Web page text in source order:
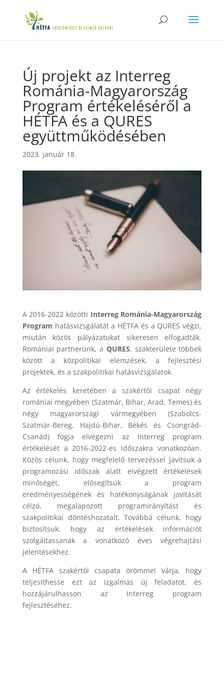
Új projekt az Interreg
Románia-Magyarország
Program értékeléséről a
HÉTFA és a QURES
együttműködésében
2023. január 18.
A 2016-2022 közötti Interreg Románia-Magyarország
Program hatásvizsgálatát a HÉTFA és a QURES végzi,
miután közös pályázatukat sikeresen elfogadták.
Romániai partnerünk, a QURES, szakterülete többek
között a közpolitikai elemzések, a fejlesztési
projektek, és a szakpolitikai hatásvizsgálatok.
Az értékelés keretében a szakértői csapat négy
romániai megyében (Szatmár, Bihar, Arad, Temes) és
négy magyarországi vármegyében (Szabolcs-
Szatmár-Bereg, Hajdú-Bihar, Békés és Csongrád-
Csanád) fogja elvégezni az Interreg program
értékelését a 2016-2022-es időszakra vonatkozóan.
Közös célunk, hogy megfelelő tervezéssel javítsuk a
programozási időszak alatt elvégzett értékelések
minőségét, elősegítsük a program
eredményességének és hatékonyságának javítását
célzó, megalapozott programirányítást és
szakpolitikai döntéshozatalt. Továbbá célunk, hogy
biztosítsuk, hogy az értékelések információt
szolgáltassanak a vonatkozó éves végrehajtási
jelentésekhez.
A HÉTFA szakértői csapata örömmel várja, hogy
teljesíthesse ezt az izgalmas új feladatot, és
hozzájárulhasson az Interreg program
fejlesztéséhez.